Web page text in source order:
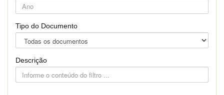
Tipo do Documento
Descrição